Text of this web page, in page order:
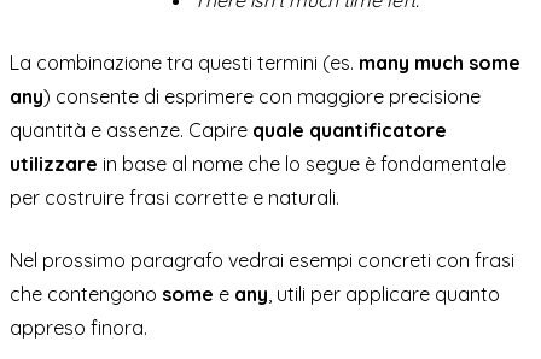
La combinazione tra questi termini (es. many much some
any) consente di esprimere con maggiore precisione
quantità e assenze. Capire quale quantificatore
utilizzare in base al nome che lo segue è fondamentale
per costruire frasi corrette e naturali.
Nel prossimo paragrafo vedrai esempi concreti con frasi
che contengono some e any , utili per applicare quanto
appreso finora.